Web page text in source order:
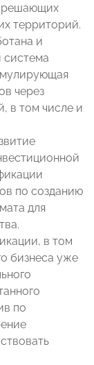
решающих
территорий.
и
система
через
в том числе и
по созданию
для
в том
бизнеса уже
по